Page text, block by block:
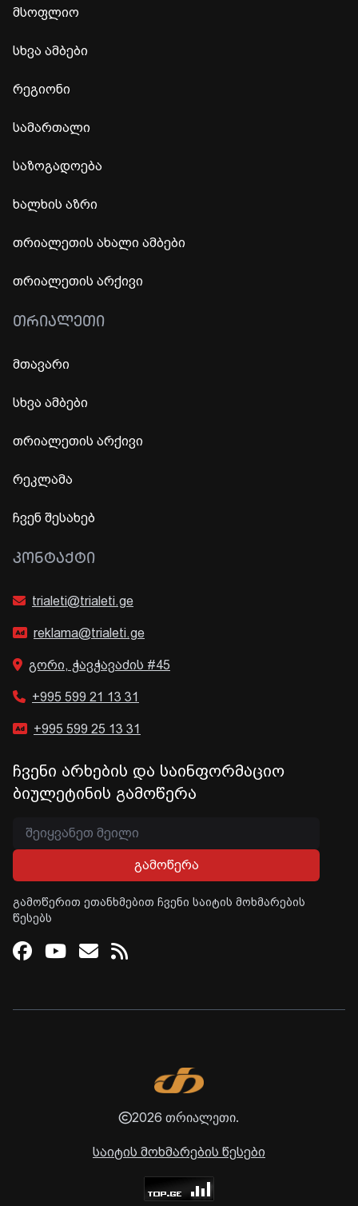
მსოფლიო
სხვა ამბები
რეგიონი
სამართალი
საზოგადოება
ხალხის აზრი
თრიალეთის ახალი ამბები
თრიალეთის არქივი
ᲗᲠᲘᲐᲚᲔᲗᲘ
მთავარი
სხვა ამბები
თრიალეთის არქივი
რეკლამა
ჩვენ შესახებ
ᲙᲝᲜᲢᲐᲥᲢᲘ
trialeti@trialeti.ge
reklama@trialeti.ge
გორი, ჭავჭავაძის #45
+995 599 21 13 31
+995 599 25 13 31
ჩვენი არხების და საინფორმაციო
ბიულეტინის გამოწერა
გამოწერა
გამოწერით ეთანხმებით ჩვენი საიტის მოხმარების
წესებს
Facebook
Youtube
Email
RSS
2026 თრიალეთი.
საიტის მოხმარების წესები